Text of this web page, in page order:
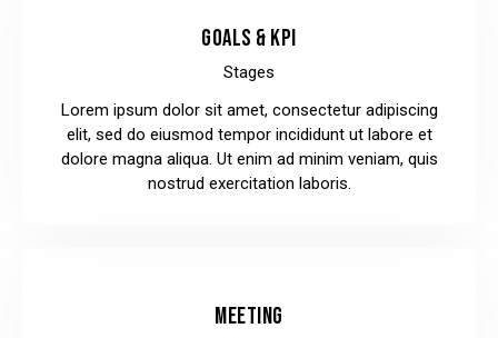
GOALS & KPI
Stages
Lorem ipsum dolor sit amet, consectetur adipiscing
elit, sed do eiusmod tempor incididunt ut labore et
dolore magna aliqua. Ut enim ad minim veniam, quis
nostrud exercitation laboris.
MEETING